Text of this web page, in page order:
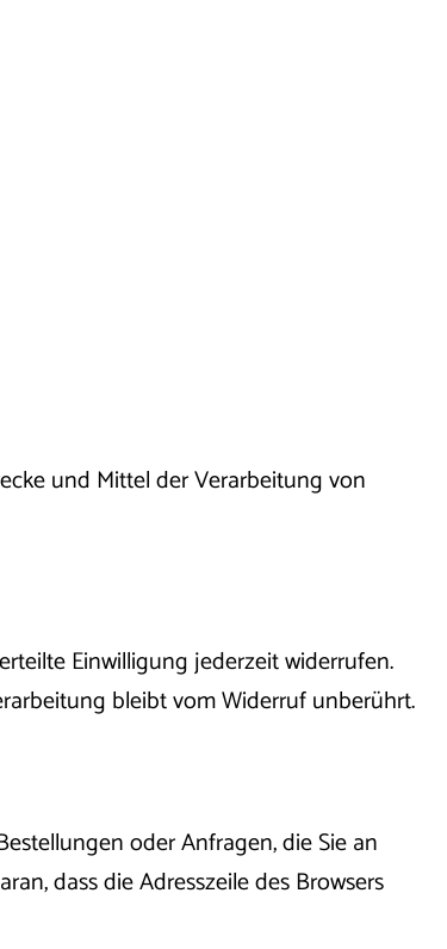
und Mittel der Verarbeitung von
Einwilligung jederzeit widerrufen.
bleibt vom Widerruf unberührt.
oder Anfragen, die Sie an
dass die Adresszeile des Browsers